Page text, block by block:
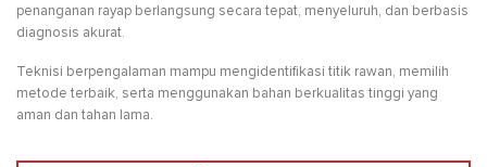
penanganan rayap berlangsung secara tepat, menyeluruh, dan berbasis
diagnosis akurat.
Teknisi berpengalaman mampu mengidentifikasi titik rawan, memilih
metode terbaik, serta menggunakan bahan berkualitas tinggi yang
aman dan tahan lama.